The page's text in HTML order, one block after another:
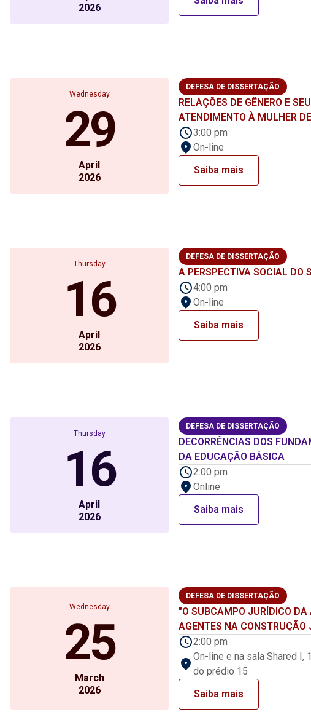
2026
Wednesday
29
April
2026
DEFESA DE DISSERTAÇÃO
RELAÇÕES DE GÊNERO E
ATENDIMENTO À MULHER
3:00 pm
On-line
Saiba mais
Thursday
16
April
2026
DEFESA DE DISSERTAÇÃO
A PERSPECTIVA SOCIAL DO
4:00 pm
On-line
Saiba mais
Thursday
16
April
2026
DEFESA DE DISSERTAÇÃO
DECORRÊNCIAS DOS
DA EDUCAÇÃO BÁSICA
2:00 pm
Online
Saiba mais
Wednesday
25
March
2026
DEFESA DE DISSERTAÇÃO
"O SUBCAMPO JURÍDICO
AGENTES NA CONSTRUÇÃO
2:00 pm
On-line e na sala Shared I,
do prédio 15
Saiba mais